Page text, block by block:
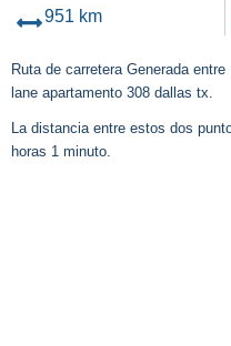
951 km
Ruta de carretera Generada
lane apartamento 308 dallas tx.
La distancia entre estos dos
horas 1 minuto.